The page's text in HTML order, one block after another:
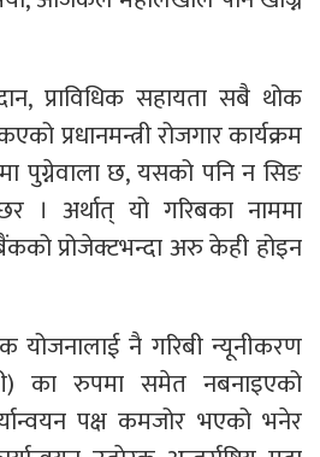
प्राविधिक सहायता सबै थोक
प्रधानमन्त्री रोजगार कार्यक्रम
पुग्नेवाला छ, यसको पनि न सिङ
अर्थात् यो गरिबका नाममा
प्रोजेक्टभन्दा अरु केही होइन
नै गरिबी न्यूनीकरण
का रुपमा समेत नबनाइएको
पक्ष कमजोर भएको भनेर